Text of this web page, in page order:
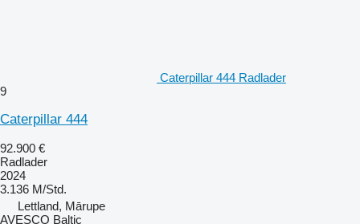
Caterpillar 444 Radlader
9
Caterpillar 444
92.900 €
Radlader
2024
3.136 M/Std.
Lettland, Mārupe
AVESCO Baltic